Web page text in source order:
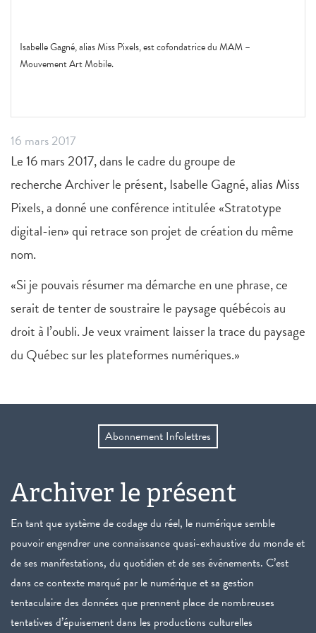
Isabelle Gagné, alias Miss Pixels, est cofondatrice du MAM –
Mouvement Art Mobile.
16 mars 2017
Le 16 mars 2017, dans le cadre du groupe de
recherche Archiver le présent, Isabelle Gagné, alias Miss
Pixels, a donné une conférence intitulée «Stratotype
digital-ien» qui retrace son projet de création du même
nom.
«Si je pouvais résumer ma démarche en une phrase, ce
serait de tenter de soustraire le paysage québécois au
droit à l’oubli. Je veux vraiment laisser la trace du paysage
du Québec sur les plateformes numériques.»
Abonnement Infolettres
Archiver le présent
En tant que système de codage du réel, le numérique semble
pouvoir engendrer une connaissance quasi-exhaustive du monde et
de ses manifestations, du quotidien et de ses événements. C’est
dans ce contexte marqué par le numérique et sa gestion
tentaculaire des données que prennent place de nombreuses
tentatives d’épuisement dans les productions culturelles